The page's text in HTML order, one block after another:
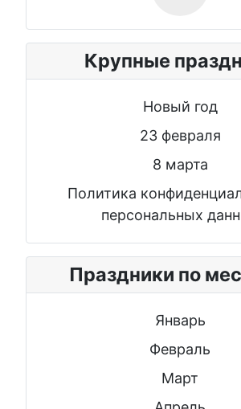
Крупные
Новый год
23 февраля
8 марта
Политика
персональных
Праздники по
Январь
Февраль
Март